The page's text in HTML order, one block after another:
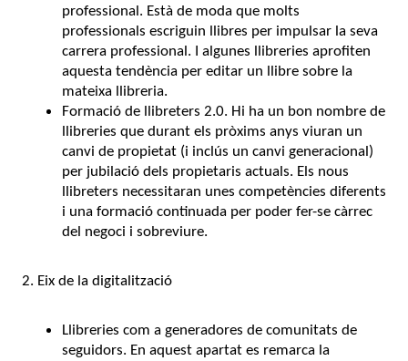
professional. Està de moda que molts
professionals escriguin llibres per impulsar la seva
carrera professional. I algunes llibreries aprofiten
aquesta tendència per editar un llibre sobre la
mateixa llibreria.
Formació de llibreters 2.0. Hi ha un bon nombre de
llibreries que durant els pròxims anys viuran un
canvi de propietat (i inclús un canvi generacional)
per jubilació dels propietaris actuals. Els nous
llibreters necessitaran unes competències diferents
i una formació continuada per poder fer-se càrrec
del negoci i sobreviure.
2. Eix de la digitalització
Llibreries com a generadores de comunitats de
seguidors. En aquest apartat es remarca la